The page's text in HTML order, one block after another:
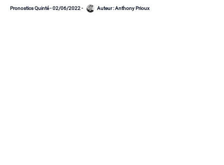
Pronostics Quinté-02/06/2022- Auteur :Anthony Prioux